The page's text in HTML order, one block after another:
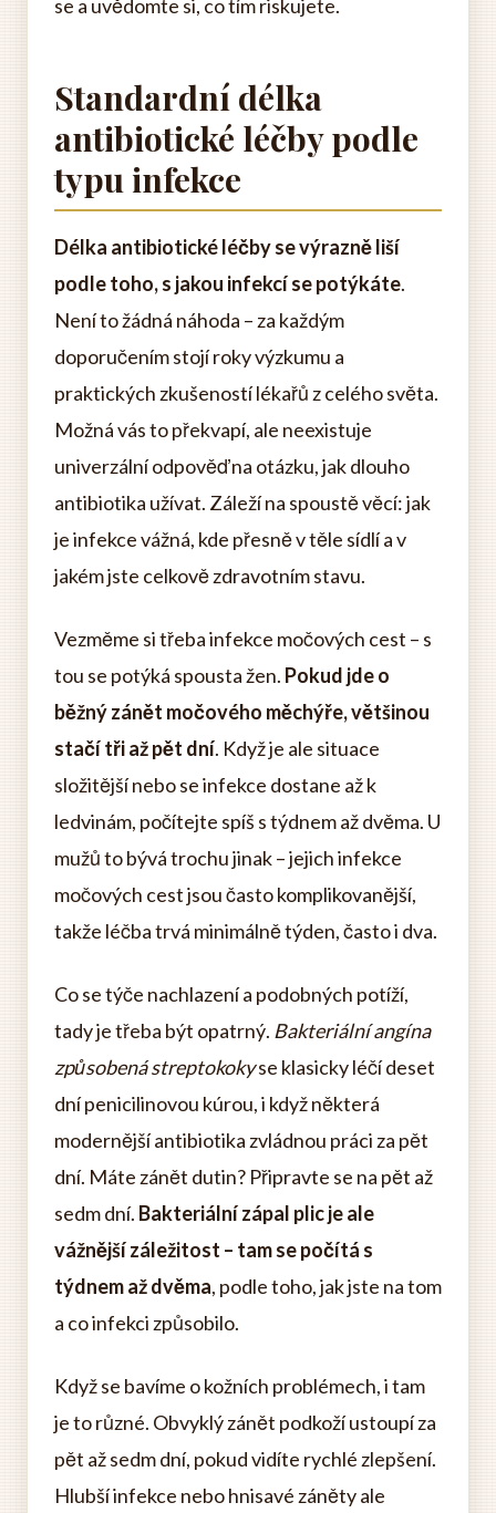
se a uvědomte si, co tím riskujete.
Standardní délka
antibiotické léčby podle
typu infekce
Délka antibiotické léčby se výrazně liší
podle toho, s jakou infekcí se potýkáte.
Není to žádná náhoda – za každým
doporučením stojí roky výzkumu a
praktických zkušeností lékařů z celého světa.
Možná vás to překvapí, ale neexistuje
univerzální odpověď na otázku, jak dlouho
antibiotika užívat. Záleží na spoustě věcí: jak
je infekce vážná, kde přesně v těle sídlí a v
jakém jste celkově zdravotním stavu.
Vezměme si třeba infekce močových cest – s
tou se potýká spousta žen. Pokud jde o
běžný zánět močového měchýře, většinou
stačí tři až pět dní. Když je ale situace
složitější nebo se infekce dostane až k
ledvinám, počítejte spíš s týdnem až dvěma. U
mužů to bývá trochu jinak – jejich infekce
močových cest jsou často komplikovanější,
takže léčba trvá minimálně týden, často i dva.
Co se týče nachlazení a podobných potíží,
tady je třeba být opatrný. Bakteriální angína
způsobená streptokokyse klasicky léčí deset
dní penicilinovou kúrou, i když některá
modernější antibiotika zvládnou práci za pět
dní. Máte zánět dutin? Připravte se na pět až
sedm dní. Bakteriální zápal plic je ale
vážnější záležitost – tam se počítá s
týdnem až dvěma, podle toho, jak jste na tom
a co infekci způsobilo.
Když se bavíme o kožních problémech, i tam
je to různé. Obvyklý zánět podkoží ustoupí za
pět až sedm dní, pokud vidíte rychlé zlepšení.
Hlubší infekce nebo hnisavé záněty ale